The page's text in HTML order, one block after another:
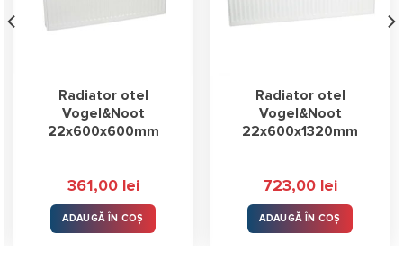
Radiator otel
Vogel&Noot
22x600x600mm
361,00 lei
ADAUGĂ ÎN COȘ
Radiator otel
Vogel&Noot
22x600x1320mm
723,00 lei
ADAUGĂ ÎN COȘ